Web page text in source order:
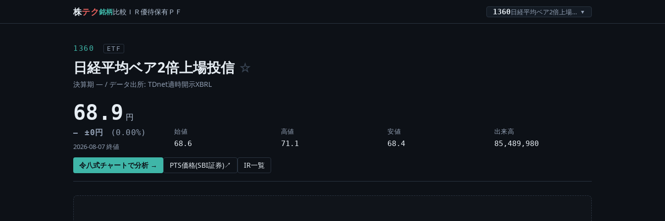
株テク銘柄比較 ＩＲ優待保有ＰＦ 1360 日経平均ベア2倍上場投信 ▼
1360 ETF
日経平均ベア2倍上場投信 ☆
決算期 — / データ出所: TDnet適時開示XBRL
68.9 円
― ±0円 (0.00%)
2026-08-07 終値
始値
68.6
高値
71.1
安値
68.4
出来高
85,489,980
令八式チャートで分析 → PTS価格(SBI証券)↗ IR一覧